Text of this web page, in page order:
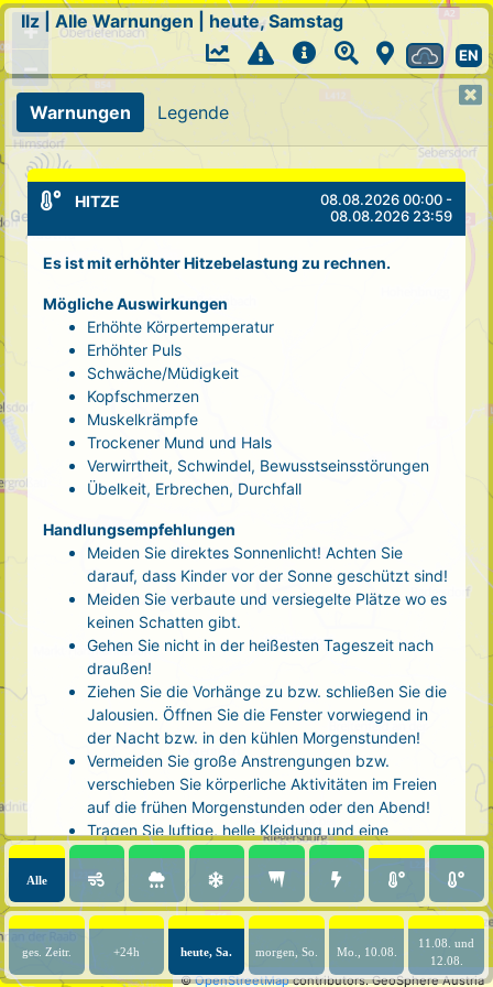
+
−
©OpenStreetMapcontributors. GeoSphere Austria
Ilz Alle Warnungen heute, Samstag
EN
Warnungen Legende
HITZE
08.08.2026 00:00 -
08.08.2026 23:59
Es ist mit erhöhter Hitzebelastung zu rechnen.
Mögliche Auswirkungen
Erhöhte Körpertemperatur
Erhöhter Puls
Schwäche/Müdigkeit
Kopfschmerzen
Muskelkrämpfe
Trockener Mund und Hals
Verwirrtheit, Schwindel, Bewusstseinsstörungen
Übelkeit, Erbrechen, Durchfall
Handlungsempfehlungen
Meiden Sie direktes Sonnenlicht! Achten Sie
darauf, dass Kinder vor der Sonne geschützt sind!
Meiden Sie verbaute und versiegelte Plätze wo es
keinen Schatten gibt.
Gehen Sie nicht in der heißesten Tageszeit nach
draußen!
Ziehen Sie die Vorhänge zu bzw. schließen Sie die
Jalousien. Öffnen Sie die Fenster vorwiegend in
der Nacht bzw. in den kühlen Morgenstunden!
Vermeiden Sie große Anstrengungen bzw.
verschieben Sie körperliche Aktivitäten im Freien
auf die frühen Morgenstunden oder den Abend!
Tragen Sie luftige, helle Kleidung und eine
Kopfbedeckung!
Nehmen Sie eine kühle Dusche! Auch kalte Arm-
und Fußbäder wirken entlastend.
Trinken Sie ausreichend und regelmäßig
(mindestens 2 - 3 Liter pro Tag)! Optimal sind
Wasser, ungesüßter Tee oder mit Wasser
Alle
ges. Zeitr. +24h heute, Sa. morgen, So. Mo., 10.08.
11.08. und
12.08.